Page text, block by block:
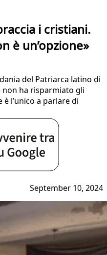
i cristiani.
è un’opzione»
del Patriarca latino di
non ha risparmiato gli
l’unico a parlare di
September 10, 2024